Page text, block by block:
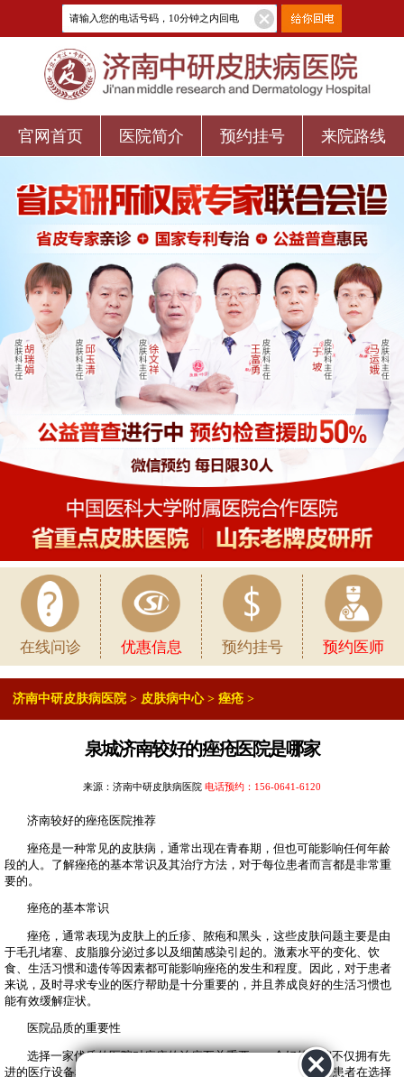
官网首页 医院简介 预约挂号 来院路线
在线问诊 优惠信息 预约挂号 预约医师
济南中研皮肤病医院 > 皮肤病中心> 痤疮 >
泉城济南较好的痤疮医院是哪家
来源：济南中研皮肤病医院 电话预约： 156-0641-6120
济南较好的痤疮医院推荐
痤疮是一种常见的皮肤病，通常出现在青春期，但也可能影响任何年龄
段的人。了解痤疮的基本常识及其治疗方法，对于每位患者而言都是非常重
要的。
痤疮的基本常识
痤疮，通常表现为皮肤上的丘疹、脓疱和黑头，这些皮肤问题主要是由
于毛孔堵塞、皮脂腺分泌过多以及细菌感染引起的。激素水平的变化、饮
食、生活习惯和遗传等因素都可能影响痤疮的发生和程度。因此，对于患者
来说，及时寻求专业的医疗帮助是十分重要的，并且养成良好的生活习惯也
能有效缓解症状。
医院品质的重要性
选择一家优质的医院对痤疮的治疗至关重要。一个好的医院不仅拥有先
进的医疗设备和专业的医师团队，还能提供个性化的治疗方案。患者在选择